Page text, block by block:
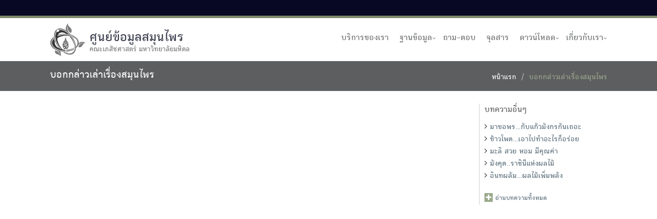
ศูนย์ข้อมูลสมุนไพร
คณะเภสัชศาสตร์ มหาวิทยาลัยมหิดล
บริการของเรา ฐานข้อมูล ถาม-ตอบ จุลสาร ดาวน์โหลด เกี่ยวกับเรา
บอกกล่าวเล่าเรื่องสมุนไพร หน้าแรก บอกกล่าวเล่าเรื่องสมุนไพร
บทความอื่นๆ
มาขอพร...กับแก้วมังกรกันเถอะ
ข้าวโพด...เอาไปทำอะไรก็อร่อย
มะลิ สวย หอม มีคุณค่า
มังคุด..ราชินีแห่งผลไม้
อินทผลัม...ผลไม้เพิ่มพลัง
อ่านบทความทั้งหมด